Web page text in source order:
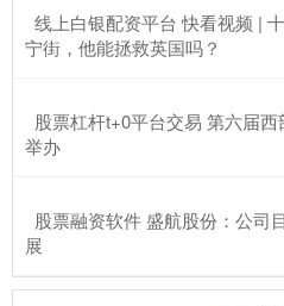
线上白银配资平台 快看视频 |
宁街，他能拯救英国吗？
股票杠杆t+0平台交易 第六届
举办
股票融资软件 盛航股份：公司
展